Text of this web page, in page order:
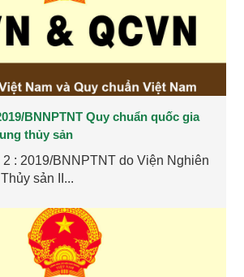
BNNPTNT Quy chuẩn quốc gia
thủy sản
2 : 2019/BNNPTNT do Viện Nghiên
sản II...